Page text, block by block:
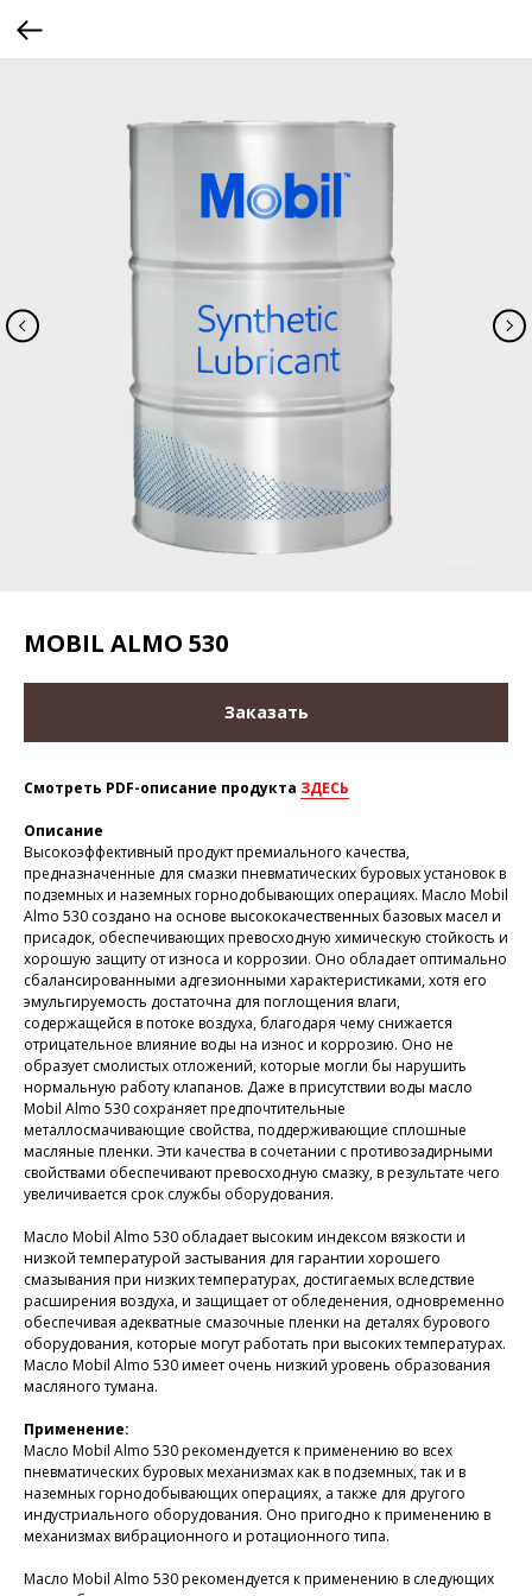
MOBIL ALMO 530
Заказать
Смотреть PDF-описание продукта ЗДЕСЬ
Описание
Высокоэффективный продукт премиального качества,
предназначенные для смазки пневматических буровых установок в
подземных и наземных горнодобывающих операциях. Масло Mobil
Almo 530 создано на основе высококачественных базовых масел и
присадок, обеспечивающих превосходную химическую стойкость и
хорошую защиту от износа и коррозии. Оно обладает оптимально
сбалансированными адгезионными характеристиками, хотя его
эмульгируемость достаточна для поглощения влаги,
содержащейся в потоке воздуха, благодаря чему снижается
отрицательное влияние воды на износ и коррозию. Оно не
образует смолистых отложений, которые могли бы нарушить
нормальную работу клапанов. Даже в присутствии воды масло
Mobil Almo 530 сохраняет предпочтительные
металлосмачивающие свойства, поддерживающие сплошные
масляные пленки. Эти качества в сочетании с противозадирными
свойствами обеспечивают превосходную смазку, в результате чего
увеличивается срок службы оборудования.
Масло Mobil Almo 530 обладает высоким индексом вязкости и
низкой температурой застывания для гарантии хорошего
смазывания при низких температурах, достигаемых вследствие
расширения воздуха, и защищает от обледенения, одновременно
обеспечивая адекватные смазочные пленки на деталях бурового
оборудования, которые могут работать при высоких температурах.
Масло Mobil Almo 530 имеет очень низкий уровень образования
масляного тумана.
Применение:
Масло Mobil Almo 530 рекомендуется к применению во всех
пневматических буровых механизмах как в подземных, так и в
наземных горнодобывающих операциях, а также для другого
индустриального оборудования. Оно пригодно к применению в
механизмах вибрационного и ротационного типа.
Масло Mobil Almo 530 рекомендуется к применению в следующих